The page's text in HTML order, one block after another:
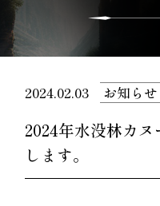
2024.02.03 お知らせ
2024年水没林カ
します。